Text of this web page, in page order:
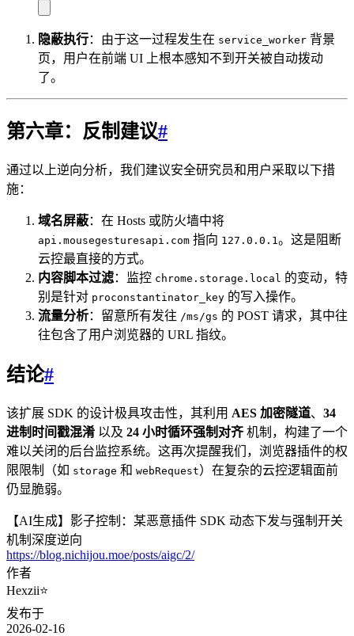
隐蔽执行：由于这一过程发生在 service_worker 背景
页，用户在前端 UI 上根本感知不到开关被自动拨动
了。
第六章：反制建议#
通过以上逆向分析，我们建议安全研究员和用户采取以下措
施：
域名屏蔽：在 Hosts 或防火墙中将
api.mousegesturesapi.com 指向 127.0.0.1 。这是阻断
云控最直接的方式。
内容脚本过滤：监控 chrome.storage.local 的变动，特
别是针对 proconstantinator_key 的写入操作。
流量分析：留意所有发往 /ms/gs 的 POST 请求，其中往
往包含了用户浏览器的 URL 指纹。
结论#
该扩展 SDK 的设计极具攻击性，其利用 AES 加密隧道、 34
进制时间戳混淆 以及 24 小时循环强制对齐机制，构建了一个
难以关闭的后台监控系统。这再次提醒我们，浏览器插件的权
限限制（如 storage 和 webRequest）在复杂的云控逻辑面前
仍显脆弱。
【AI生成】影子控制：某恶意插件 SDK 动态下发与强制开关
机制深度逆向
https://blog.nichijou.moe/posts/aigc/2/
作者
Hexzii⭐
发布于
2026-02-16